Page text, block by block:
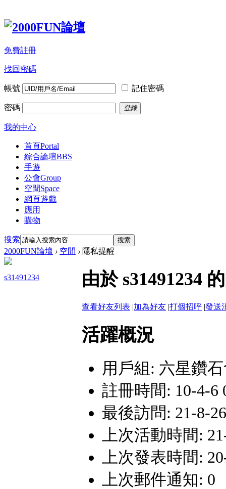
免費註冊
找回密碼
帳號 記住密碼
密碼 登錄
我的中心
首頁Portal
綜合論壇BBS
手遊
公會Group
空間Space
網頁遊戲
應用
購物
搜索 搜索
2000FUN論壇 › 空間 › 隱私提醒
s31491234 由於 s31491234
查看好友列表 |加為好友 |打個招呼 |發送
活躍概況
用戶組: 六星鑽
註冊時間: 10-4-6
最後訪問: 21-8-
上次活動時間:
上次發表時間:
上次郵件通知: 0